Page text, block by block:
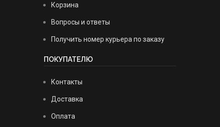
Корзина
Вопросы и ответы
Получить номер курьера по заказу
ПОКУПАТЕЛЮ
Контакты
Доставка
Оплата